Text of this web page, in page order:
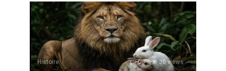
Histoire 0 30 views